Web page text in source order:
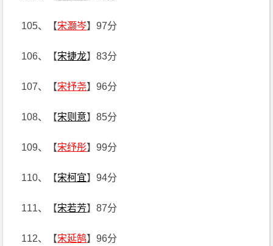
105、【宋灏岑】97分
106、【宋捷龙】83分
107、【宋抒尧】96分
108、【宋则意】85分
109、【宋纾彤】99分
110、【宋柯宜】94分
111、【宋若芳】87分
112、【宋延鹄】96分